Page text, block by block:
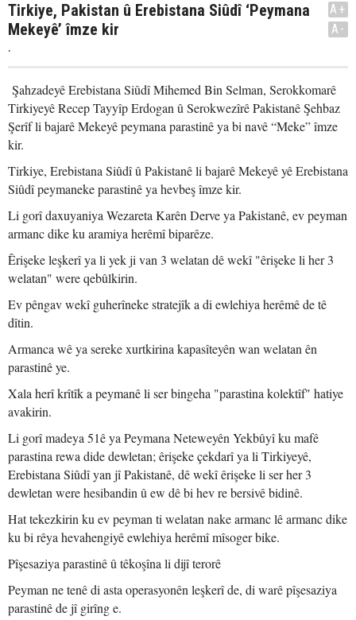
Tirkiye, Pakistan û Erebistana Siûdî ‘Peymana
Mekeyê’ îmze kir
.
A+
A-
Şahzadeyê Erebistana Siûdî Mihemed Bin Selman, Serokkomarê
Tirkiyeyê Recep Tayyîp Erdogan û Serokwezîrê Pakistanê Şehbaz
Şerîf li bajarê Mekeyê peymana parastinê ya bi navê “Meke” îmze
kir.
Tirkiye, Erebistana Siûdî û Pakistanê li bajarê Mekeyê yê Erebistana
Siûdî peymaneke parastinê ya hevbeş îmze kir.
Li gorî daxuyaniya Wezareta Karên Derve ya Pakistanê, ev peyman
armanc dike ku aramiya herêmî biparêze.
Êrişeke leşkerî ya li yek ji van 3 welatan dê wekî "êrişeke li her 3
welatan" were qebûlkirin.
Ev pêngav wekî guherîneke stratejîk a di ewlehiya herêmê de tê
dîtin.
Armanca wê ya sereke xurtkirina kapasîteyên wan welatan ên
parastinê ye.
Xala herî krîtîk a peymanê li ser bingeha "parastina kolektîf" hatiye
avakirin.
Li gorî madeya 51ê ya Peymana Neteweyên Yekbûyî ku mafê
parastina rewa dide dewletan; êrişeke çekdarî ya li Tirkiyeyê,
Erebistana Siûdî yan jî Pakistanê, dê wekî êrişeke li ser her 3
dewletan were hesibandin û ew dê bi hev re bersivê bidinê.
Hat tekezkirin ku ev peyman ti welatan nake armanc lê armanc dike
ku bi rêya hevahengiyê ewlehiya herêmî mîsoger bike.
Pîşesaziya parastinê û têkoşîna li dijî terorê
Peyman ne tenê di asta operasyonên leşkerî de, di warê pîşesaziya
parastinê de jî girîng e.